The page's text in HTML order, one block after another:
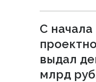
С
выдал
млрд